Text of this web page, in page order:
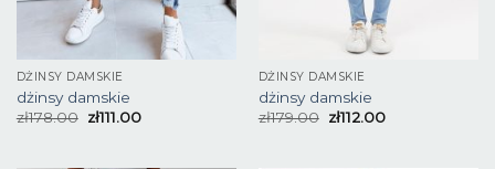
DŻINSY DAMSKIE
dżinsy damskie
zł178.00 zł111.00
DŻINSY DAMSKIE
dżinsy damskie
zł179.00 zł112.00